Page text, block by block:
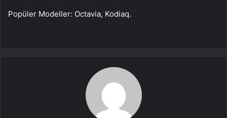
Popüler Modeller: Octavia, Kodiaq.